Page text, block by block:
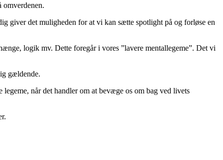
omverdenen.
giver det muligheden for at vi kan sætte spotlight på og forløse en
logik mv. Dette foregår i vores ”lavere mentallegeme”. Det vi
gældende.
når det handler om at bevæge os om bag ved livets